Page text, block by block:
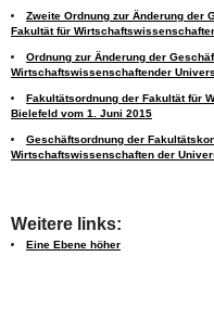
Zweite Ordnung zur Änderung der
Fakultät für
Ordnung zur Änderung der
Wirtschaftswissenschaftender
Fakultätsordnung der Fakultät für
Bielefeld vom 1. Juni 2015
Geschäftsordnung der
Wirtschaftswissenschaften der
Weitere links:
Eine Ebene höher